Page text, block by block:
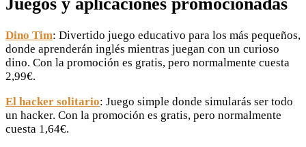
Dino Tim: Divertido juego educativo para los más pequeños,
donde aprenderán inglés mientras juegan con un curioso
dino. Con la promoción es gratis, pero normalmente cuesta
2,99€.
El hacker solitario: Juego simple donde simularás ser todo
un hacker. Con la promoción es gratis, pero normalmente
cuesta 1,64€.